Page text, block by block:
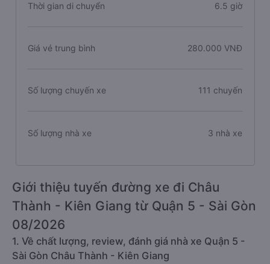
Thời gian di chuyển 6.5 giờ
Giá vé trung bình 280.000 VNĐ
Số lượng chuyến xe 111 chuyến
Số lượng nhà xe 3 nhà xe
Giới thiệu tuyến đường xe đi Châu
Thành - Kiên Giang từ Quận 5 - Sài Gòn
08/2026
1. Về chất lượng, review, đánh giá nhà xe Quận 5 -
Sài Gòn Châu Thành - Kiên Giang